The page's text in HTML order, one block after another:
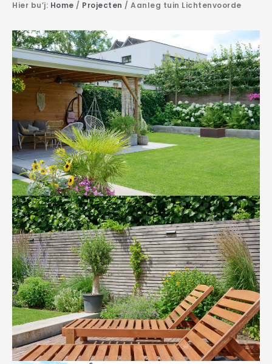
Hier bu’j: Home / Projecten / Aanleg tuin Lichtenvoorde